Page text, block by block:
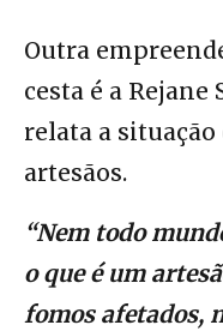
Outra
cesta é a Rejane
relata a
artesãos.
“Nem todo
o que é um
fomos afetados,